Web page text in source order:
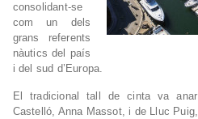
consolidant-se
com un dels
grans referents
nàutics del país
i del sud d’Europa.
El tradicional tall de cinta va
Castelló, Anna Massot, i de Lluc